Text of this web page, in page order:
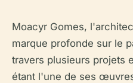
Moacyr Gomes,
marque profonde sur le
travers plusieurs projets
étant l'une de ses